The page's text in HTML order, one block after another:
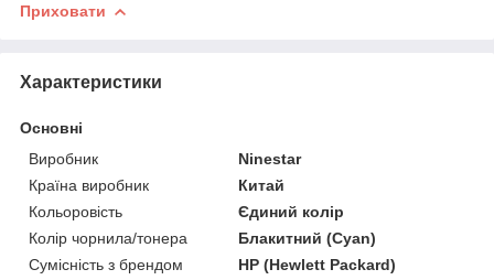
Приховати
Характеристики
Основні
Виробник
Ninestar
Країна виробник
Китай
Кольоровість
Єдиний колір
Колір чорнила/тонера
Блакитний (Cyan)
Сумісність з брендом
HP (Hewlett Packard)